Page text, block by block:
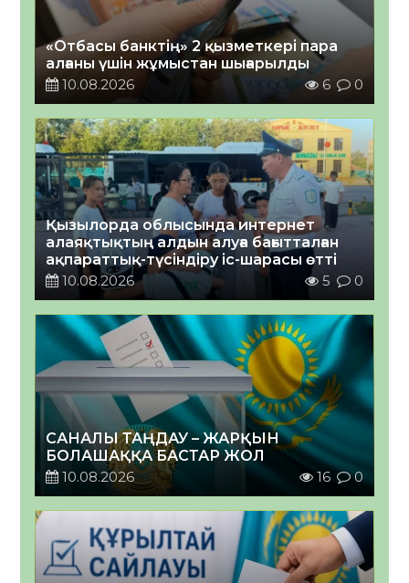
«Отбасы банктің» 2 қызметкері пара
алғаны үшін жұмыстан шығарылды
10.08.2026
6 0
Қызылорда облысында интернет
алаяқтықтың алдын алуға бағытталған
ақпараттық-түсіндіру іс-шарасы өтті
10.08.2026
5 0
САНАЛЫ ТАҢДАУ – ЖАРҚЫН
БОЛАШАҚҚА БАСТАР ЖОЛ
10.08.2026
16 0